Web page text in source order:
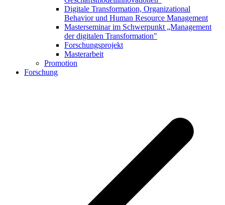
Digitale Transformation, Organizational
Behavior und Human Resource Management
Masterseminar im Schwerpunkt „Management
der digitalen Transformation"
Forschungsprojekt
Masterarbeit
Promotion
Forschung